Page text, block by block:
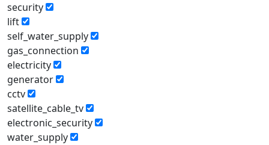
security
lift
self_water_supply
gas_connection
electricity
generator
cctv
satellite_cable_tv
electronic_security
water_supply